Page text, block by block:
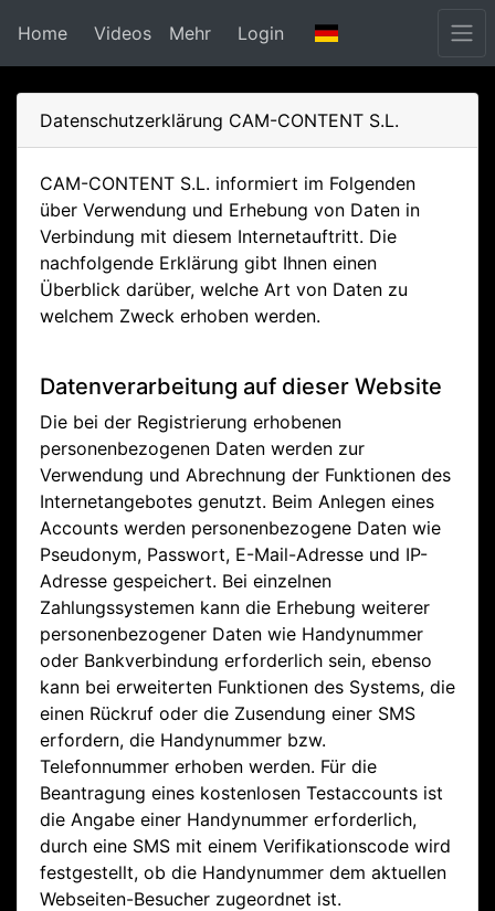
Home Videos Mehr Login
Datenschutzerklärung CAM-CONTENT S.L.
CAM-CONTENT S.L. informiert im Folgenden
über Verwendung und Erhebung von Daten in
Verbindung mit diesem Internetauftritt. Die
nachfolgende Erklärung gibt Ihnen einen
Überblick darüber, welche Art von Daten zu
welchem Zweck erhoben werden.
Datenverarbeitung auf dieser Website
Die bei der Registrierung erhobenen
personenbezogenen Daten werden zur
Verwendung und Abrechnung der Funktionen des
Internetangebotes genutzt. Beim Anlegen eines
Accounts werden personenbezogene Daten wie
Pseudonym, Passwort, E-Mail-Adresse und IP-
Adresse gespeichert. Bei einzelnen
Zahlungssystemen kann die Erhebung weiterer
personenbezogener Daten wie Handynummer
oder Bankverbindung erforderlich sein, ebenso
kann bei erweiterten Funktionen des Systems, die
einen Rückruf oder die Zusendung einer SMS
erfordern, die Handynummer bzw.
Telefonnummer erhoben werden. Für die
Beantragung eines kostenlosen Testaccounts ist
die Angabe einer Handynummer erforderlich,
durch eine SMS mit einem Verifikationscode wird
festgestellt, ob die Handynummer dem aktuellen
Webseiten-Besucher zugeordnet ist.